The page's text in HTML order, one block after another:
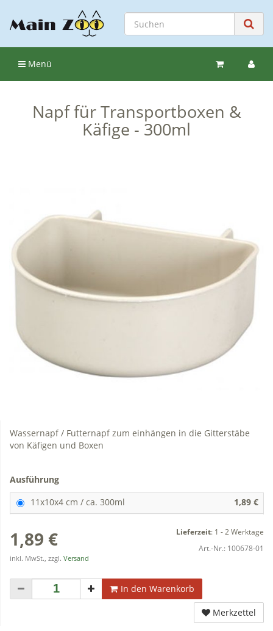
Menü
Napf für Transportboxen &
Käfige - 300ml
Wassernapf / Futternapf zum einhängen in die Gitterstäbe
von Käfigen und Boxen
Ausführung
11x10x4 cm / ca. 300ml
1,89 €
1,89 €
inkl. MwSt., zzgl. Versand
Lieferzeit: 1 - 2 Werktage
Art.-Nr.: 100678-01
In den Warenkorb
Merkzettel